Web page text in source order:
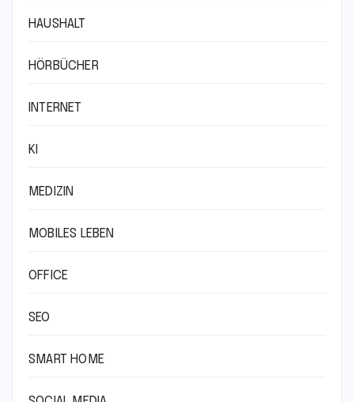
HAUSHALT
HÖRBÜCHER
INTERNET
KI
MEDIZIN
MOBILES LEBEN
OFFICE
SEO
SMART HOME